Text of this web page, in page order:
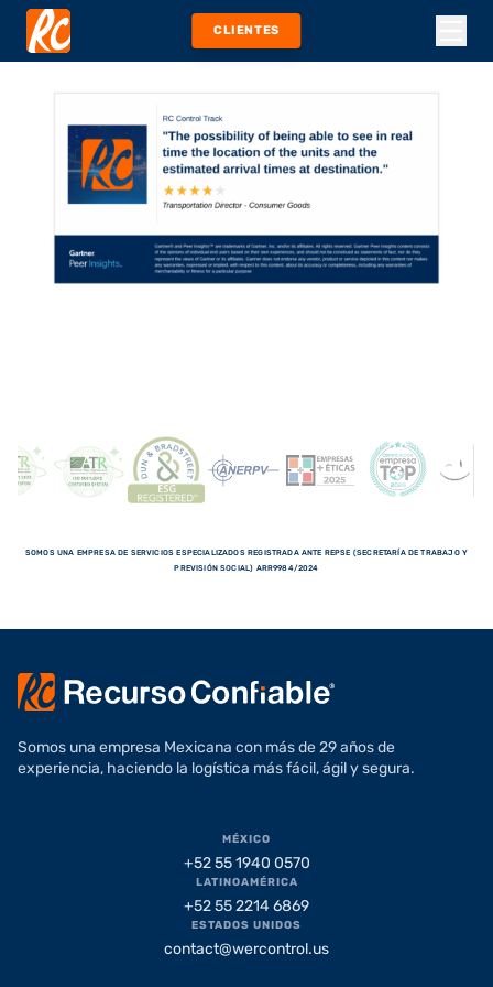
CLIENTES
SOMOS UNA EMPRESA DE SERVICIOS ESPECIALIZADOS REGISTRADA ANTE REPSE (SECRETARÍA DE TRABAJO Y
PREVISIÓN SOCIAL) ARR9984/2024
Somos una empresa Mexicana con más de 29 años de
experiencia, haciendo la logística más fácil, ágil y segura.
MÉXICO
+52 55 1940 0570
LATINOAMÉRICA
+52 55 2214 6869
ESTADOS UNIDOS
contact@wercontrol.us